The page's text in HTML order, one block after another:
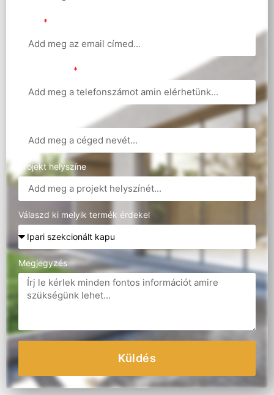
Projekt helyszíne
Válaszd ki melyik termék érdekel
Megjegyzés
Küldés